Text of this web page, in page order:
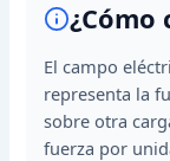
¿Cómo
El campo
representa la
sobre otra
fuerza por